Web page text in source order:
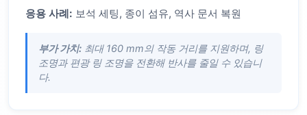
응용 사례: 보석 세팅, 종이 섬유, 역사 문서 복원
부가 가치: 최대 160 mm의 작동 거리를 지원하며, 링
조명과 편광 링 조명을 전환해 반사를 줄일 수 있습니
다.